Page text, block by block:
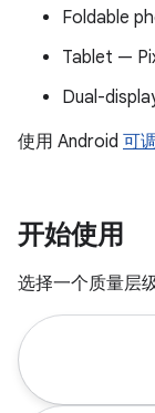
Foldable
Tablet —
Dual-
使用 Android 可
开始使用
选择一个质量层